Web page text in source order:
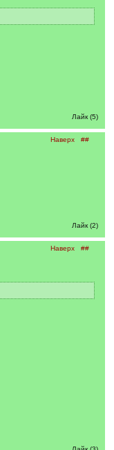
Лайк (5)
Наверх ##
Лайк (2)
Наверх ##